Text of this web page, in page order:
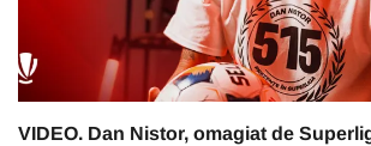
VIDEO. Dan Nistor, omagiat de